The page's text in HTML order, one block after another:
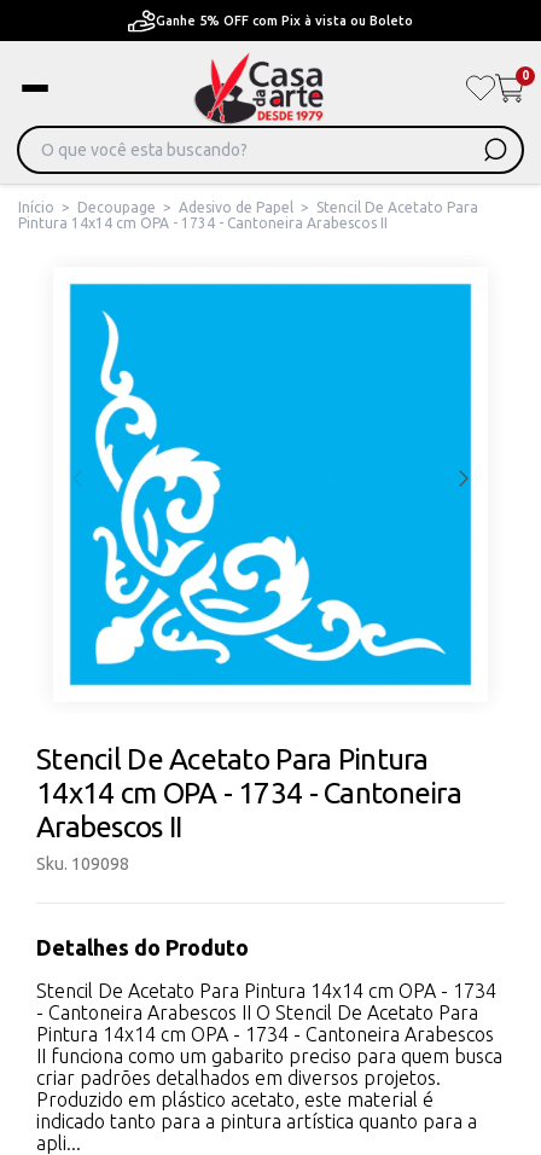
Ganhe 5% OFF com Pix à vista ou Boleto
0
Início > Decoupage > Adesivo de Papel >
Stencil De Acetato Para
Pintura 14x14 cm OPA - 1734 - Cantoneira Arabescos II
Stencil De Acetato Para Pintura
14x14 cm OPA - 1734 - Cantoneira
Arabescos II
Sku. 109098
Detalhes do Produto
Stencil De Acetato Para Pintura 14x14 cm OPA - 1734
- Cantoneira Arabescos II O Stencil De Acetato Para
Pintura 14x14 cm OPA - 1734 - Cantoneira Arabescos
II funciona como um gabarito preciso para quem busca
criar padrões detalhados em diversos projetos.
Produzido em plástico acetato, este material é
indicado tanto para a pintura artística quanto para a
apli...